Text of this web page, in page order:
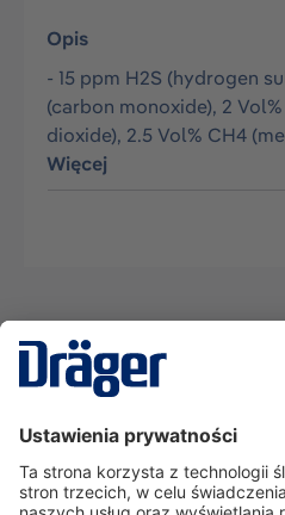
Opis
- 15 ppm H2S (hydrogen
(carbon monoxide), 2
dioxide), 2.5 Vol% CH4
Więcej
Serwisowa linia hotline